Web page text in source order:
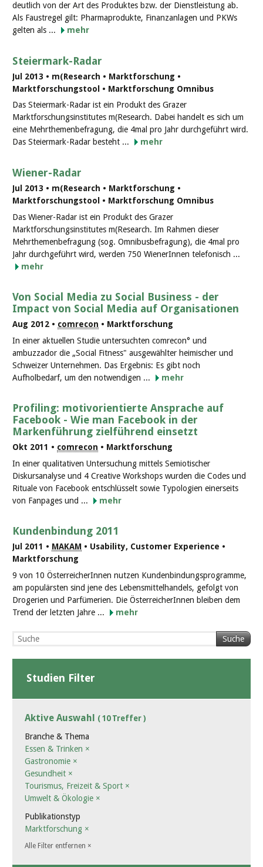
deutlich von der Art des Produktes bzw. der Dienstleistung ab.
Als Faustregel gilt: Pharmaprodukte, Finanzanlagen und PKWs
gelten als ...
mehr
Steiermark-Radar
Jul 2013 • m(Research • Marktforschung •
Marktforschungstool • Marktforschung Omnibus
Das Steiermark-Radar ist ein Produkt des Grazer
Marktforschungsinstitutes m(Research. Dabei handelt es sich um
eine Mehrthemenbefragung, die 4mal pro Jahr durchgeführt wird.
Das Steiermark-Radar besteht ...
mehr
Wiener-Radar
Jul 2013 • m(Research • Marktforschung •
Marktforschungstool • Marktforschung Omnibus
Das Wiener-Radar ist ein Produkt des Grazer
Marktforschungsinstitutes m(Research. Im Rahmen dieser
Mehrthemenbefragung (sog. Omnibusbefragung), die 4mal pro
Jahr durchgeführt wird, werden 750 WienerInnen telefonisch ...
mehr
Von Social Media zu Social Business - der
Impact von Social Media auf Organisationen
Aug 2012 • comrecon • Marktforschung
In einer aktuellen Studie untersuchten comrecon° und
ambuzzador die „Social Fitness" ausgewählter heimischer und
Schweizer Unternehmen. Das Ergebnis: Es gibt noch
Aufholbedarf, um den notwendigen ...
mehr
Profiling: motivorientierte Ansprache auf
Facebook - Wie man Facebook in der
Markenführung zielführend einsetzt
Okt 2011 • comrecon • Marktforschung
In einer qualitativen Untersuchung mittels Semiotischer
Diskursanalyse und 4 Creative Workshops wurden die Codes und
Rituale von Facebook entschlüsselt sowie Typologien einerseits
von Fanpages und ...
mehr
Kundenbindung 2011
Jul 2011 • MAKAM • Usability, Customer Experience •
Marktforschung
9 von 10 ÖsterreicherInnen nutzen Kundenbindungsprogramme,
am populärsten sind jene des Lebensmittelhandels, gefolgt von
Drogerien und Parfümerien. Die ÖsterreicherInnen bleiben dem
Trend der letzten Jahre ...
mehr
Suche
Studien Filter
Aktive Auswahl ( 10 Treffer )
Branche & Thema
Essen & Trinken ×
Gastronomie ×
Gesundheit ×
Tourismus, Freizeit & Sport ×
Umwelt & Ökologie ×
Publikationstyp
Marktforschung ×
Alle Filter entfernen ×